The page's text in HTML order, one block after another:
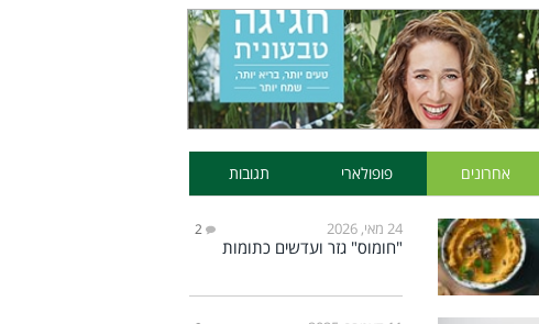
אחרונים פופולארי תגובות
24 מאי, 2026 2
"חומוס" גזר ועדשים כתומות